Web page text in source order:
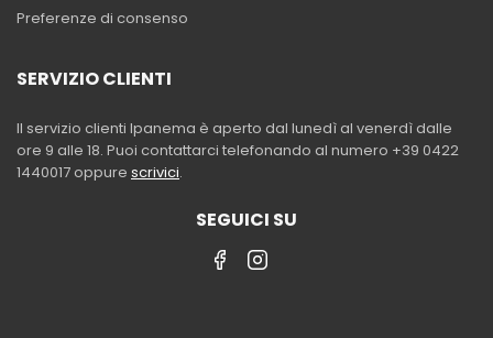
Preferenze di consenso
SERVIZIO CLIENTI
Il servizio clienti Ipanema è aperto dal lunedì al venerdì dalle
ore 9 alle 18. Puoi contattarci telefonando al numero +39 0422
1440017 oppure scrivici.
SEGUICI SU